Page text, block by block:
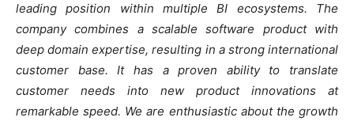
leading position within multiple BI ecosystems. The
company combines a scalable software product with
deep domain expertise, resulting in a strong international
customer base. It has a proven ability to translate
customer needs into new product innovations at
remarkable speed. We are enthusiastic about the growth